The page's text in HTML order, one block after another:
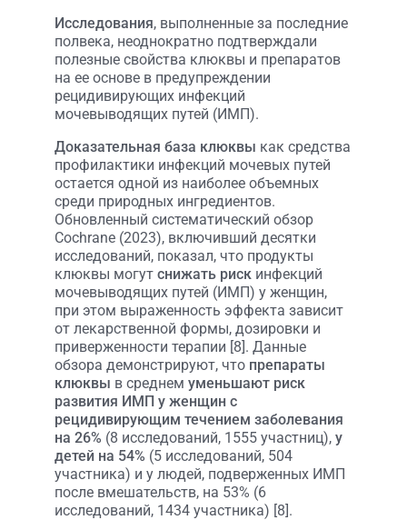
Исследования, выполненные за последние
полвека, неоднократно подтверждали
полезные свойства клюквы и препаратов
на ее основе в предупреждении
рецидивирующих инфекций
мочевыводящих путей (ИМП).
Доказательная база клюквы как средства
профилактики инфекций мочевых путей
остается одной из наиболее объемных
среди природных ингредиентов.
Обновленный систематический обзор
Cochrane (2023), включивший десятки
исследований, показал, что продукты
клюквы могут снижать риск инфекций
мочевыводящих путей (ИМП) у женщин,
при этом выраженность эффекта зависит
от лекарственной формы, дозировки и
приверженности терапии [8]. Данные
обзора демонстрируют, что препараты
клюквы в среднем уменьшают риск
развития ИМП у женщин с
рецидивирующим течением заболевания
на 26% (8 исследований, 1555 участниц), у
детей на 54% (5 исследований, 504
участника) и у людей, подверженных ИМП
после вмешательств, на 53% (6
исследований, 1434 участника) [8].